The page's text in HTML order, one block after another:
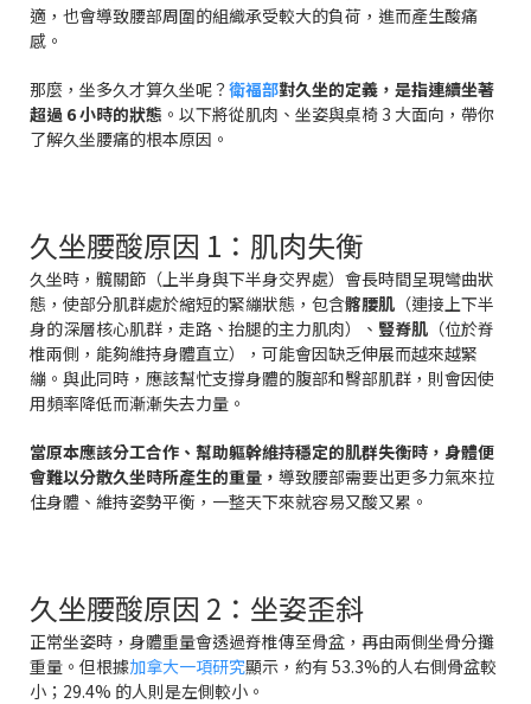
適，也會導致腰部周圍的組織承受較大的負荷，進而產生酸痛
感。
那麼，坐多久才算久坐呢？衛福部對久坐的定義，是指連續坐著
超過 6 小時的狀態 。以下將從肌肉、坐姿與桌椅 3 大面向，帶你
了解久坐腰痛的根本原因。
久坐腰酸原因 1：肌肉失衡
久坐時，髖關節（上半身與下半身交界處）會長時間呈現彎曲狀
態，使部分肌群處於縮短的緊繃狀態，包含髂腰肌 （連接上下半
身的深層核心肌群，走路、抬腿的主力肌肉）、 豎脊肌 （位於脊
椎兩側，能夠維持身體直立），可能會因缺乏伸展而越來越緊
繃。與此同時，應該幫忙支撐身體的腹部和臀部肌群，則會因使
用頻率降低而漸漸失去力量。
當原本應該分工合作、幫助軀幹維持穩定的肌群失衡時，身體便
會難以分散久坐時所產生的重量， 導致腰部需要出更多力氣來拉
住身體、維持姿勢平衡，一整天下來就容易又酸又累。
久坐腰酸原因 2：坐姿歪斜
正常坐姿時，身體重量會透過脊椎傳至骨盆，再由兩側坐骨分攤
重量。但根據加拿大一項研究顯示，約有 53.3%的人右側骨盆較
小；29.4% 的人則是左側較小。